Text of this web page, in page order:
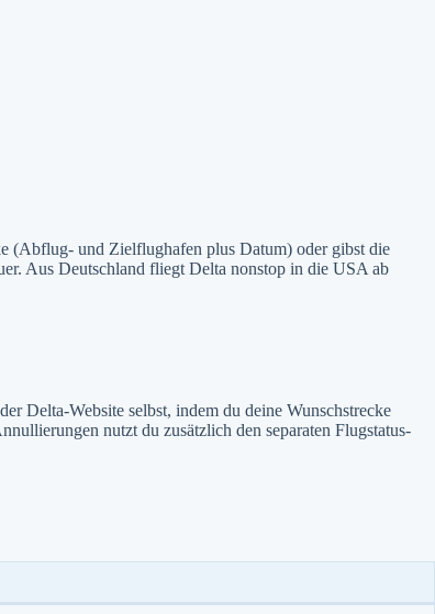
(Abflug- und Zielflughafen plus Datum) oder gibst die
Aus Deutschland fliegt Delta nonstop in die USA ab
Delta-Website selbst, indem du deine Wunschstrecke
nutzt du zusätzlich den separaten Flugstatus-